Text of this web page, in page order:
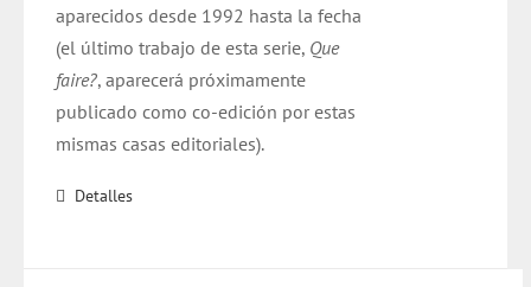
aparecidos desde 1992 hasta la fecha
(el último trabajo de esta serie, Que
faire?, aparecerá próximamente
publicado comoco-edición por estas
mismas casas editoriales).
Detalles